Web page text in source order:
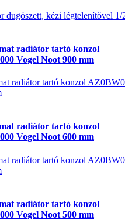
dugószett, kézi légtelenítővel 1/
radiátor tartó konzol
Vogel Noot 900 mm
radiátor tartó konzol
radiátor tartó konzol
Vogel Noot 600 mm
radiátor tartó konzol
radiátor tartó konzol
Vogel Noot 500 mm